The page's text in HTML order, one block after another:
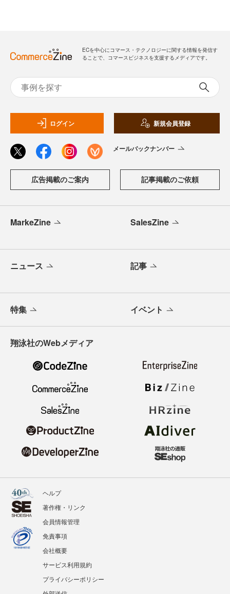
ECを中心にコマース・テクノロジーに関する情報を発信す
ることで、コマースビジネスを支援するメディアです。
ログイン 新規会員登録
メールバックナンバー
広告掲載のご案内 記事掲載のご依頼
MarkeZine SalesZine
ニュース 記事
特集 イベント
翔泳社のWebメディア
ヘルプ
著作権・リンク
会員情報管理
免責事項
会社概要
サービス利用規約
プライバシーポリシー